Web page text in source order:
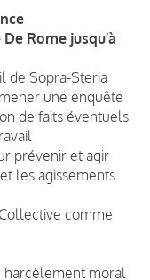
Rome jusqu’à
de Sopra-Steria
une enquête
de faits éventuels
prévenir et agir
les agissements
comme
harcèlement moral